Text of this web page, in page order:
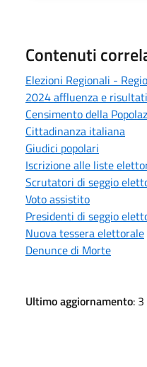
Contenuti
Elezioni Regionali -
2024 affluenza e risultati
Censimento della
Cittadinanza italiana
Giudici popolari
Iscrizione alle liste
Scrutatori di seggio
Voto assistito
Presidenti di seggio
Nuova tessera elettorale
Denunce di Morte
Ultimo aggiornamento: